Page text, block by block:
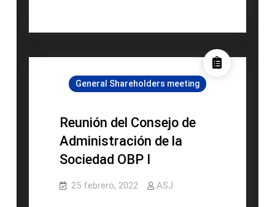
ORDINARA
EXTRAORDINARIA
ACCIONISTAS
“OPTIMUM
BERLIN
S.A.”
General Shareholders meeting
Reunión del Consejo de
Administración de la
Sociedad OBP I
25 febrero, 2022 ASJ